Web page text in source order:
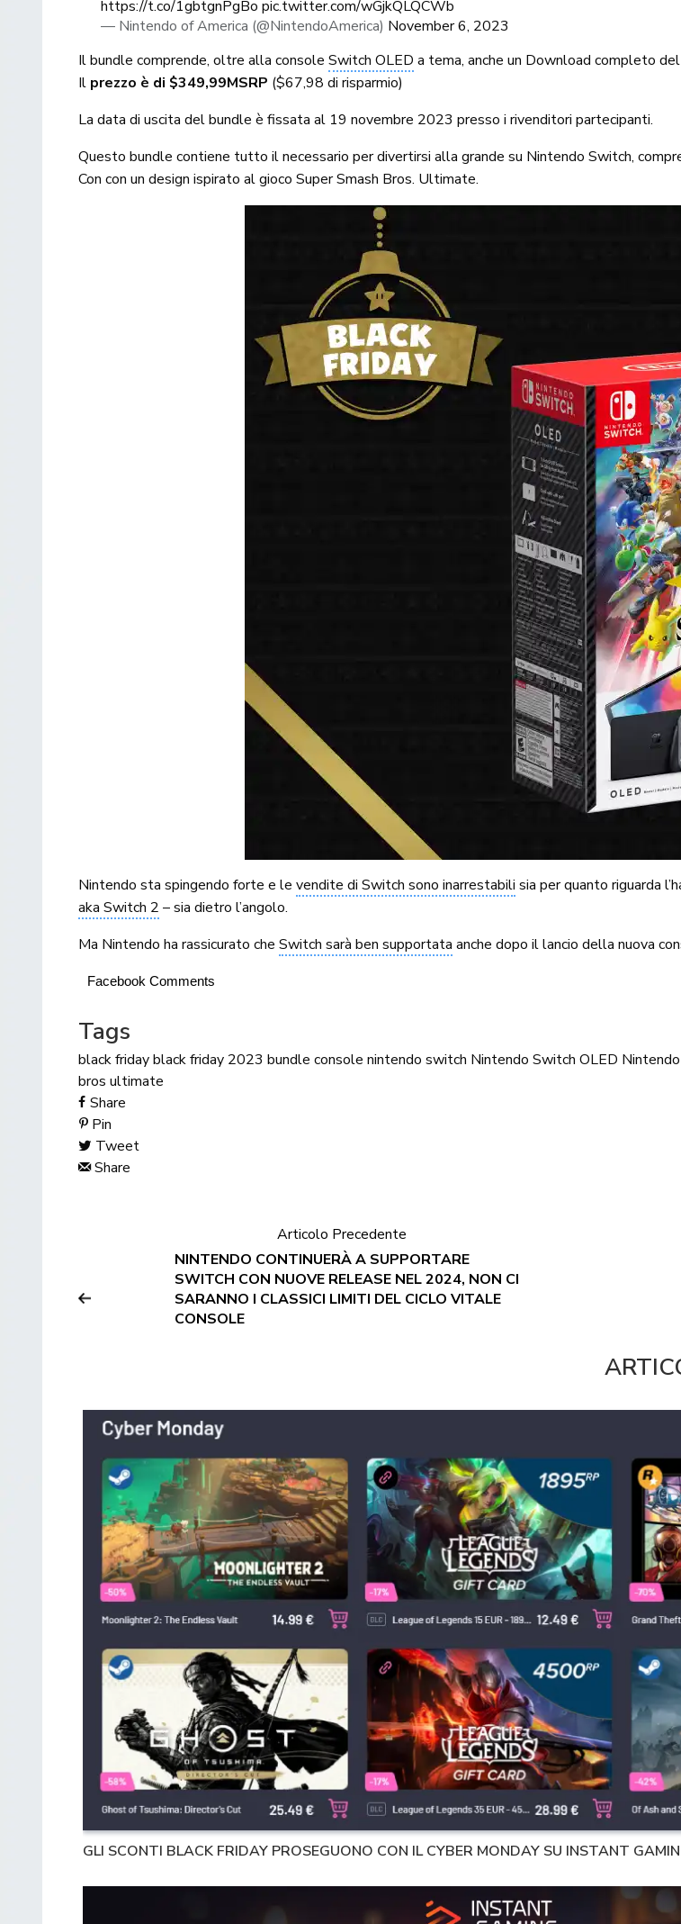
https://t.co/1gbtgnPgBo pic.twitter.com/wGjkQLQCWb
— Nintendo of America (@NintendoAmerica) November 6, 2023
Il bundle comprende, oltre alla consoleSwitch OLED a tema, anche un Download completo
Il prezzo è di $349,99MSRP ($67,98 di risparmio)
La data di uscita del bundle è fissata al 19 novembre 2023 presso i rivenditori partecipanti.
Questo bundle contiene tutto il necessario per divertirsi alla grande su Nintendo Switch,
Con con un design ispirato al gioco Super Smash Bros. Ultimate.
Nintendo sta spingendo forte e levendite di Switch sono inarrestabili sia per quanto riguarda
aka Switch 2 – sia dietro l’angolo.
Ma Nintendo ha rassicurato cheSwitch sarà ben supportata anche dopo il lancio della nuova
Facebook Comments
Tags
black fridayblack friday 2023 bundle console nintendo switch Nintendo Switch OLED
bros ultimate
Share
Pin
Tweet
Share
Articolo Precedente
NINTENDO CONTINUERÀ A SUPPORTARE
SWITCH CON NUOVE RELEASE NEL 2024, NON CI
SARANNO I CLASSICI LIMITI DEL CICLO VITALE
CONSOLE
GLI SCONTI BLACK FRIDAY PROSEGUONO CON IL CYBER MONDAY SU INSTANT